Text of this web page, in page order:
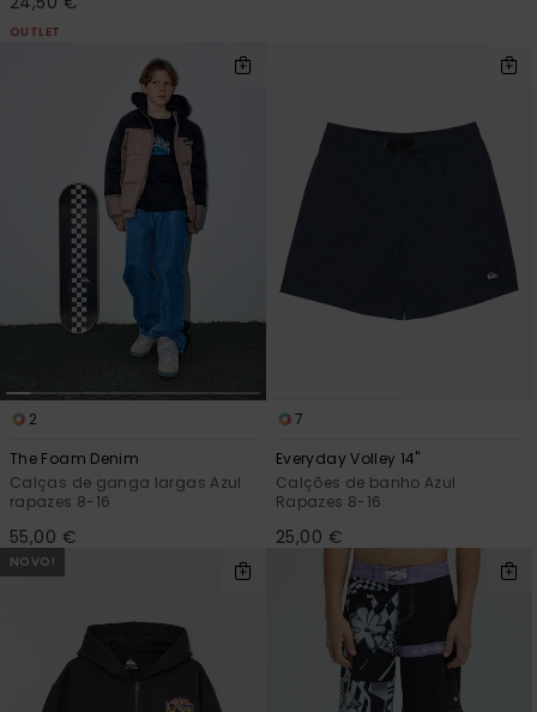
OUTLET
2
The Foam Denim
Calças de ganga largas Azul
rapazes 8-16
55,00 €
7
Everyday Volley 14"
Calções de banho Azul
Rapazes 8-16
25,00 €
NOVO!